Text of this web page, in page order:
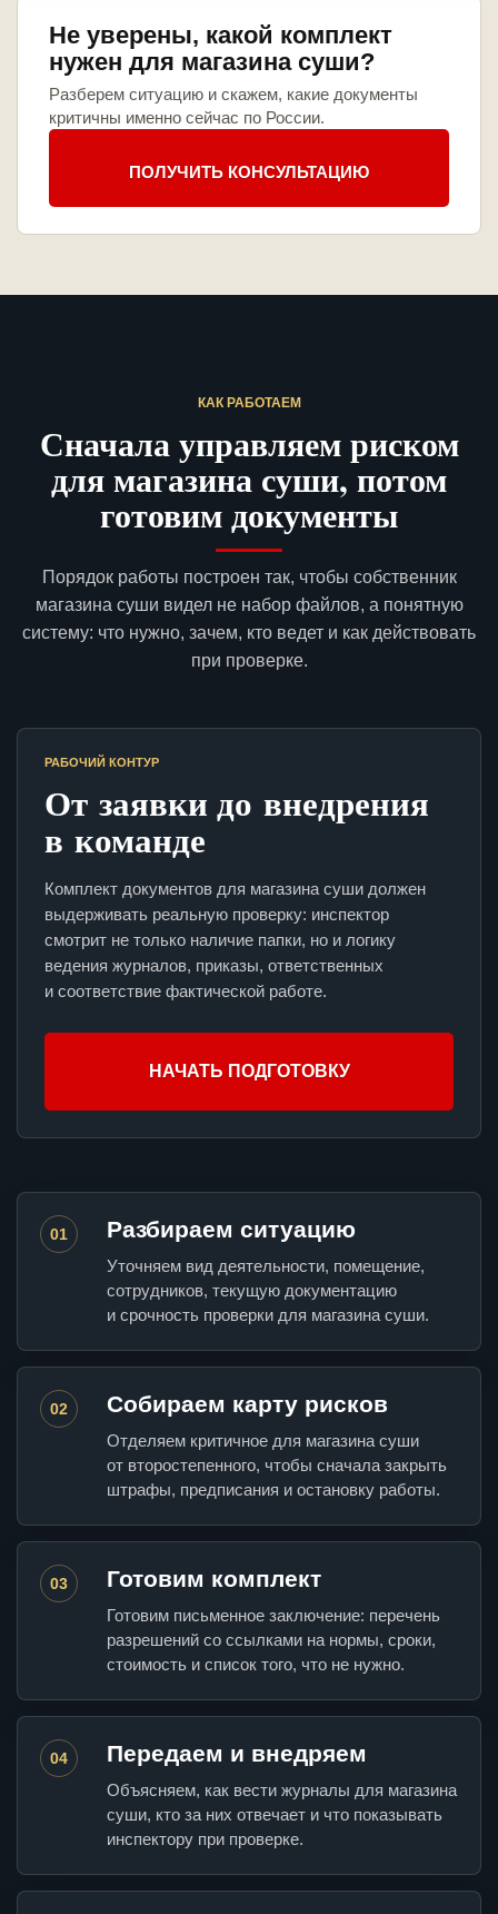
Не уверены, какой комплект
нужен для магазина суши?
Разберем ситуацию и скажем, какие документы
критичны именно сейчас по России.
ПОЛУЧИТЬ КОНСУЛЬТАЦИЮ
КАК РАБОТАЕМ
Сначала управляем риском
для магазина суши, потом
готовим документы
Порядок работы построен так, чтобы собственник
магазина суши видел не набор файлов, а понятную
систему: что нужно, зачем, кто ведет и как действовать
при проверке.
РАБОЧИЙ КОНТУР
От заявки до внедрения
в команде
Комплект документов для магазина суши должен
выдерживать реальную проверку: инспектор
смотрит не только наличие папки, но и логику
ведения журналов, приказы, ответственных
и соответствие фактической работе.
НАЧАТЬ ПОДГОТОВКУ
01 Разбираем ситуацию
Уточняем вид деятельности, помещение,
сотрудников, текущую документацию
и срочность проверки для магазина суши.
02 Собираем карту рисков
Отделяем критичное для магазина суши
от второстепенного, чтобы сначала закрыть
штрафы, предписания и остановку работы.
03 Готовим комплект
Готовим письменное заключение: перечень
разрешений со ссылками на нормы, сроки,
стоимость и список того, что не нужно.
04 Передаем и внедряем
Объясняем, как вести журналы для магазина
суши, кто за них отвечает и что показывать
инспектору при проверке.